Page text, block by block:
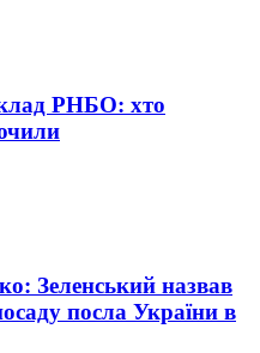
РНБО: хто
Зеленський назвав
посла України в